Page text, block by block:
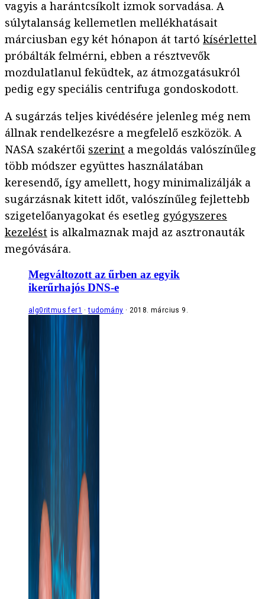
vagyis a harántcsíkolt izmok sorvadása. A
súlytalanság kellemetlen mellékhatásait
márciusban egy két hónapon át tartó kísérlettel
próbálták felmérni, ebben a résztvevők
mozdulatlanul feküdtek, az átmozgatásukról
pedig egy speciális centrifuga gondoskodott.
A sugárzás teljes kivédésére jelenleg még nem
állnak rendelkezésre a megfelelő eszközök. A
NASA szakértői szerint a megoldás valószínűleg
több módszer együttes használatában
keresendő, így amellett, hogy minimalizálják a
sugárzásnak kitett időt, valószínűleg fejlettebb
szigetelőanyagokat és esetleg gyógyszeres
kezelést is alkalmaznak majd az asztronauták
megóvására.
Megváltozott az űrben az egyik
ikerűrhajós DNS-e
alg0ritmus fer1 tudomány 2018. március 9.